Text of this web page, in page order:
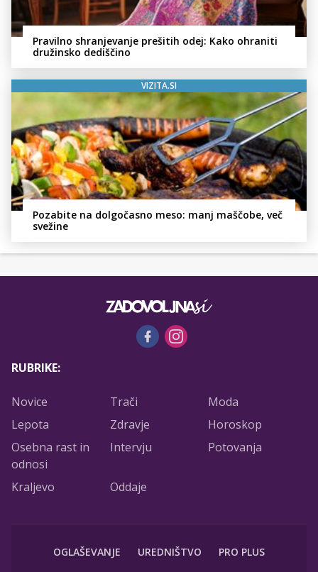
Pravilno shranjevanje prešitih odej: Kako ohraniti
družinsko dediščino
VIZITA.SI
Pozabite na dolgočasno meso: manj maščobe, več
svežine
RUBRIKE:
Novice Trači
Moda
Lepota
Zdravje
Horoskop
Osebna rast in
odnosi
Intervju Potovanja
Kraljevo Oddaje
OGLAŠEVANJE UREDNIŠTVO PRO PLUS